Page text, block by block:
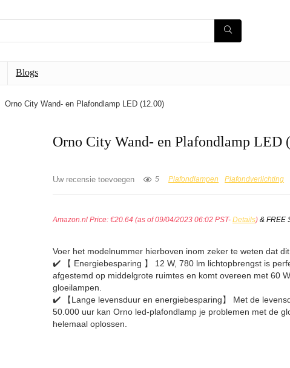
Blogs
Orno City Wand- en Plafondlamp LED (12.00)
Orno City Wand- en Plafondlamp LED
Uw recensie toevoegen 5 Plafondlampen Plafondverlichting
Amazon.nl Price:€20.64 (as of 09/04/2023 06:02 PST-Details)&FREE
Voer het modelnummer hierboven inom zeker te weten dat dit
✔️ 【 Energiebesparing 】 12 W, 780 lm lichtopbrengst is
afgestemd op middelgrote ruimtes en komt overeen met 60 W
gloeilampen.
✔️ 【Lange levensduur en energiebesparing】 Met de
50.000 uur kan Orno led-plafondlamp je problemen met de
helemaal oplossen.